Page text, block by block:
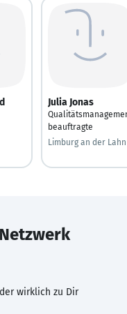
Julia Jonas
beauftragte
Limburg an der Lahn
wirklich zu Dir